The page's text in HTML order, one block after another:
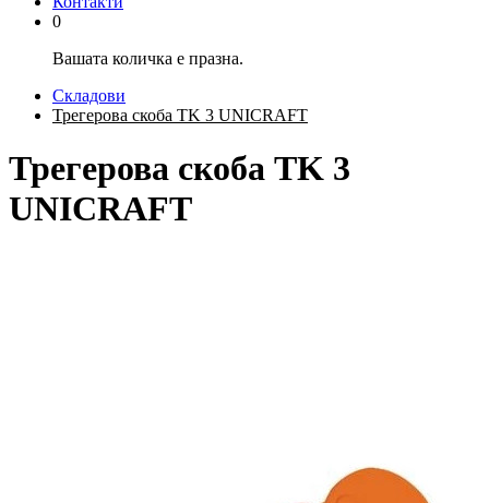
0
Вашата количка е празна.
Складови
Трегерова скоба TK 3 UNICRAFT
Трегерова скоба TK 3
UNICRAFT